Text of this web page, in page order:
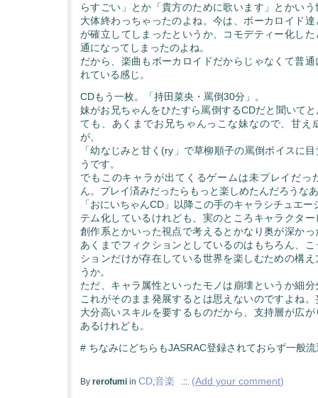
らすごい」とか「貴方のために歌います」とかい
大体終わっちゃったのよね。今は、ボーカロイド
が確立してしまったというか、コモデティー化し
通になってしまったのよね。
だから、楽曲もボーカロイドだからじゃなくて普
れている感じ。
CDもう一枚。「持田菜央・罵倒30分」。
妹がお兄ちゃんをひたすら罵倒するCDだと聞いて
ても、あくまでお兄ちゃんっこな妹なので、甘え
が。
「幼なじみと甘く(ry」で草柳順子の罵倒ボイスに
うです。
でもこのキャラが出てくるゲームは未プレイだっ
ん。プレイ済みだったらもっと楽しめたんだろうな
「おにいちゃんCD」以降この手のキャラシチュエ
テム化しているけれども、実のところキャラクタ
創作系とかいった視点で考えるとかなり奥が深か
あくまでフィクションとしているのはもちろん、
ションだけが存在している世界を楽しむための構
うか。
ただ、キャラ属性といったモノは崩壊というか細
これがそのまま発展するとは思えないのですよね
大分高いスキルを要するものだから、支持層が広
あるけれども。
# ちなみにどちらもJASRAC登録されておらず一般
By rerofumi in CD音楽 .::. (Add your comment)